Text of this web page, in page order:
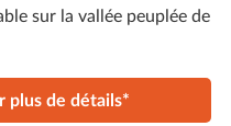
sur la vallée peuplée de
plus de détails*